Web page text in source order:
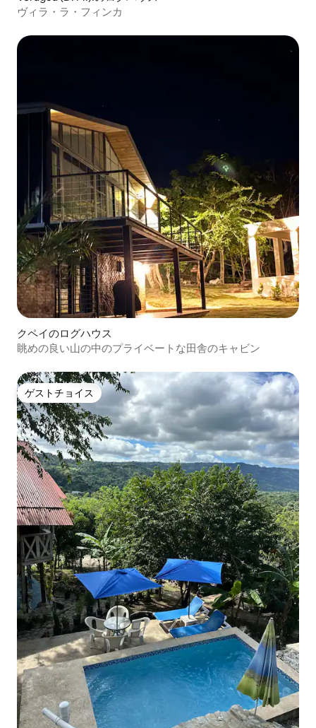
ヴィラ・ラ・フィンカ
クペイのログハウス
眺めの良い山の中のプライベートな田舎のキャビン
ゲストチョイス
ゲストチョイス